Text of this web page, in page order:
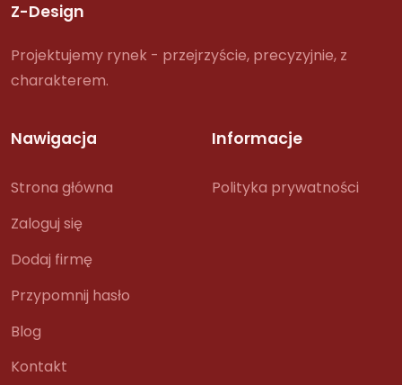
Z-Design
Projektujemy rynek - przejrzyście, precyzyjnie, z
charakterem.
Nawigacja
Strona główna
Zaloguj się
Dodaj firmę
Przypomnij hasło
Blog
Kontakt
Informacje
Polityka prywatności